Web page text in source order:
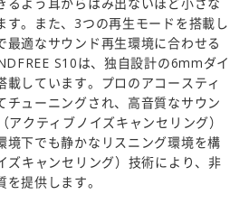
す。また、3つの再生モードを搭載し
最適なサウンド再生環境に合わせる
S10は、独自設計の6mmダイ
載しています。プロのアコースティ
チューニングされ、高音質なサウン
アクティブノイズキャンセリング）
境下でも静かなリスニング環境を構
ズキャンセリング）技術により、非
提供します。